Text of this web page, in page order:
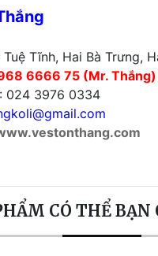
Tuệ Tĩnh, Hai Bà Trưng,
6666 75 (Mr. Thắng)
: 024 3976 0334
CÓ THỂ